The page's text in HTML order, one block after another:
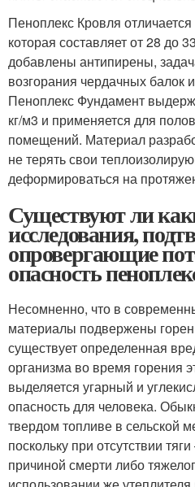
Пеноплекс Кровля
которая составляет от 28 до
добавлены антипирены,
возгорания чердачных балок
Пеноплекс Фундамент
кг/м3 и применяется для
помещений. Материал
не терять свои
деформироваться на
Существуют ли
исследования,
опровергающие
опасность
Несомненно, что в
материалы подвержены
существует определенная
организма во время горения
выделяется угарный и
опасность для человека.
твердом топливе в сельской
поскольку при отсутствии
причиной смерти либо